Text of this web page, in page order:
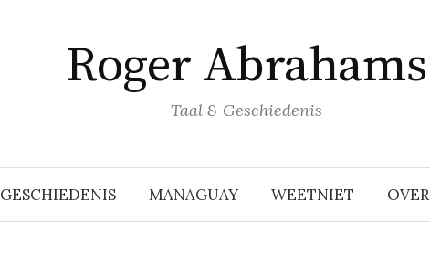
Roger Abrahams
Taal & Geschiedenis
GESCHIEDENIS MANAGUAY WEETNIET OVER